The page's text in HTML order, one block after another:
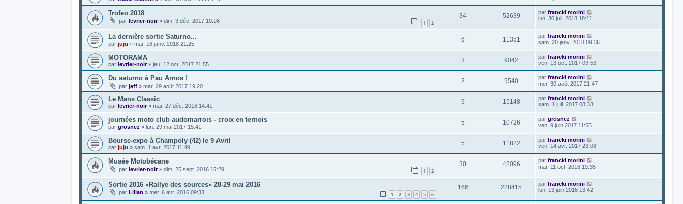
Trofeo 2018
par levrier-noir» dim. 3 déc. 2017 10:16 1 2
34 52639 par francki morini
lun. 30 juil. 2018 18:11
La dernière sortie Saturno...
par juju » mar. 16 janv. 2018 21:25
6 11351 par francki morini
sam. 20 janv. 2018 09:36
MOTORAMA
par levrier-noir» jeu. 12 oct. 2017 21:55
3 9042 par francki morini
ven. 13 oct. 2017 09:53
Du saturno à Pau Arnos !
par jeff » mar. 29 août 2017 19:20
2 9540 par francki morini
mer. 30 août 2017 21:47
Le Mans Classic
par levrier-noir» mar. 27 déc. 2016 14:41
9 15148 par francki morini
sam. 1 juil. 2017 08:33
journées moto club audomarrois - croix en ternois
par grosnez » lun. 29 mai 2017 15:41
5 10726 par grosnez
ven. 9 juin 2017 11:55
Bourse-expo à Champoly (42) le 9 Avril
par juju » sam. 1 avr. 2017 11:49
5 11822 par francki morini
ven. 14 avr. 2017 23:08
Musée Motobécane
par levrier-noir» dim. 25 sept. 2016 15:29 1 2
30 42096 par francki morini
mar. 11 oct. 2016 19:35
Sortie 2016 «Rallye des sources» 28-29 mai 2016
par Lilian » mer. 6 avr. 2016 09:33 1 2 3 4 5 6
166 228415 par francki morini
lun. 13 juin 2016 13:42